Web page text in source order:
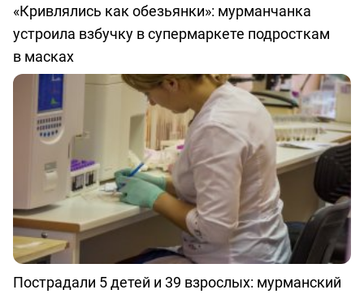
«Кривлялись как обезьянки»: мурманчанка
устроила взбучку в супермаркете подросткам
в масках
Пострадали 5 детей и 39 взрослых: мурманский